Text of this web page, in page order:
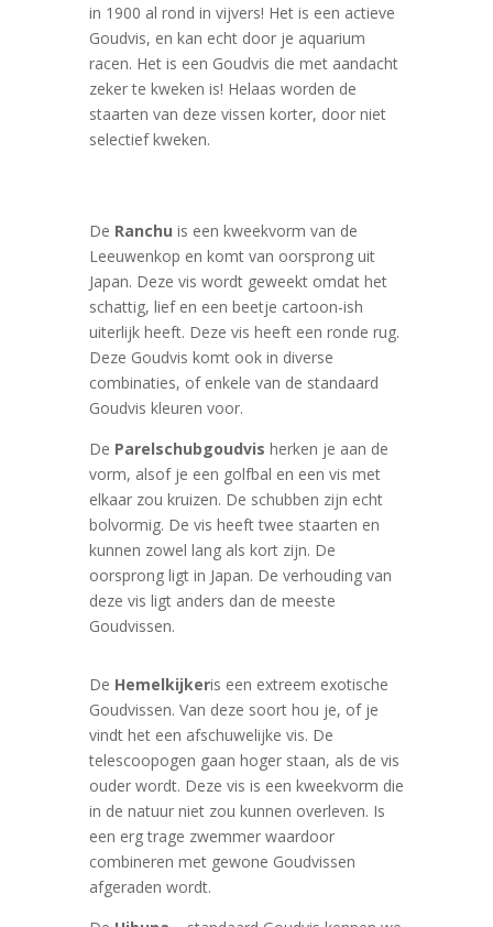
in 1900 al rond in vijvers! Het is een actieve
Goudvis, en kan echt door je aquarium
racen. Het is een Goudvis die met aandacht
zeker te kweken is! Helaas worden de
staarten van deze vissen korter, door niet
selectief kweken.
De Ranchu is een kweekvorm van de
Leeuwenkop en komt van oorsprong uit
Japan. Deze vis wordt geweekt omdat het
schattig, lief en een beetje cartoon-ish
uiterlijk heeft. Deze vis heeft een ronde rug.
Deze Goudvis komt ook in diverse
combinaties, of enkele van de standaard
Goudvis kleuren voor.
De Parelschubgoudvis herken je aan de
vorm, alsof je een golfbal en een vis met
elkaar zou kruizen. De schubben zijn echt
bolvormig. De vis heeft twee staarten en
kunnen zowel lang als kort zijn. De
oorsprong ligt in Japan. De verhouding van
deze vis ligt anders dan de meeste
Goudvissen.
De Hemelkijkeris een extreem exotische
Goudvissen. Van deze soort hou je, of je
vindt het een afschuwelijke vis. De
telescoopogen gaan hoger staan, als de vis
ouder wordt. Deze vis is een kweekvorm die
in de natuur niet zou kunnen overleven. Is
een erg trage zwemmer waardoor
combineren met gewone Goudvissen
afgeraden wordt.